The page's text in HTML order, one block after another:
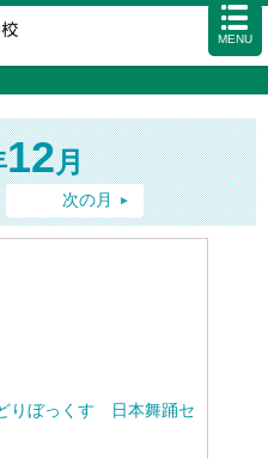
MENU
カリキュラム
学校生活
12月
次の月
りぼっくす 日本舞踊セ